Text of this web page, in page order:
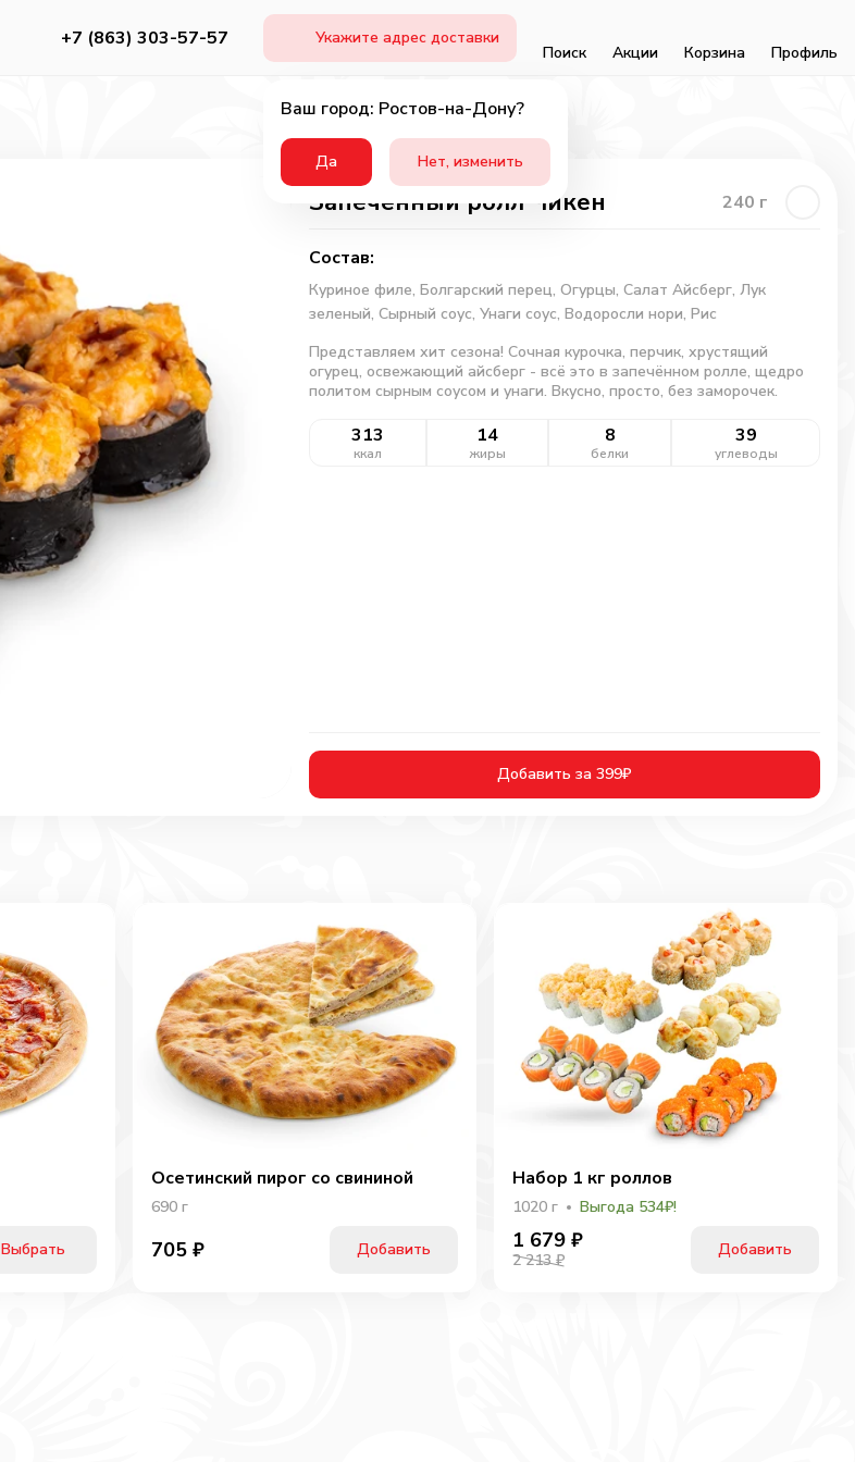
+7 (863) 303-57-57 Укажите адрес доставки
Ваш город: Ростов-на-Дону?
Да Нет, изменить
Поиск Акции Корзина Профиль
Запеченный ролл Чикен 240 г
Состав:
Куриное филе, Болгарский перец, Огурцы, Салат Айсберг, Лук
зеленый, Сырный соус, Унаги соус, Водоросли нори, Рис
Представляем хит сезона! Сочная курочка, перчик, хрустящий
огурец, освежающий айсберг - всё это в запечённом ролле, щедро
политом сырным соусом и унаги. Вкусно, просто, без заморочек.
313
ккал
14
жиры
8
белки
39
углеводы
Добавить за 399₽
Выбрать
Осетинский пирог со свининой
690 г
705 ₽ Добавить
Набор 1 кг роллов
1020 г Выгода 534₽!
1 679 ₽
2 213 ₽
Добавить